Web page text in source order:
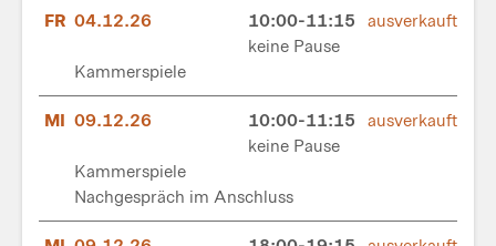
FR 04.12.26
10:00-11:15
keine Pause
Kammerspiele
ausverkauft
MI 09.12.26
10:00-11:15
keine Pause
Kammerspiele
Nachgespräch im Anschluss
ausverkauft